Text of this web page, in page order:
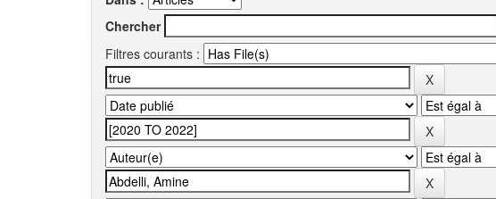
Chercher
Filtres courants :